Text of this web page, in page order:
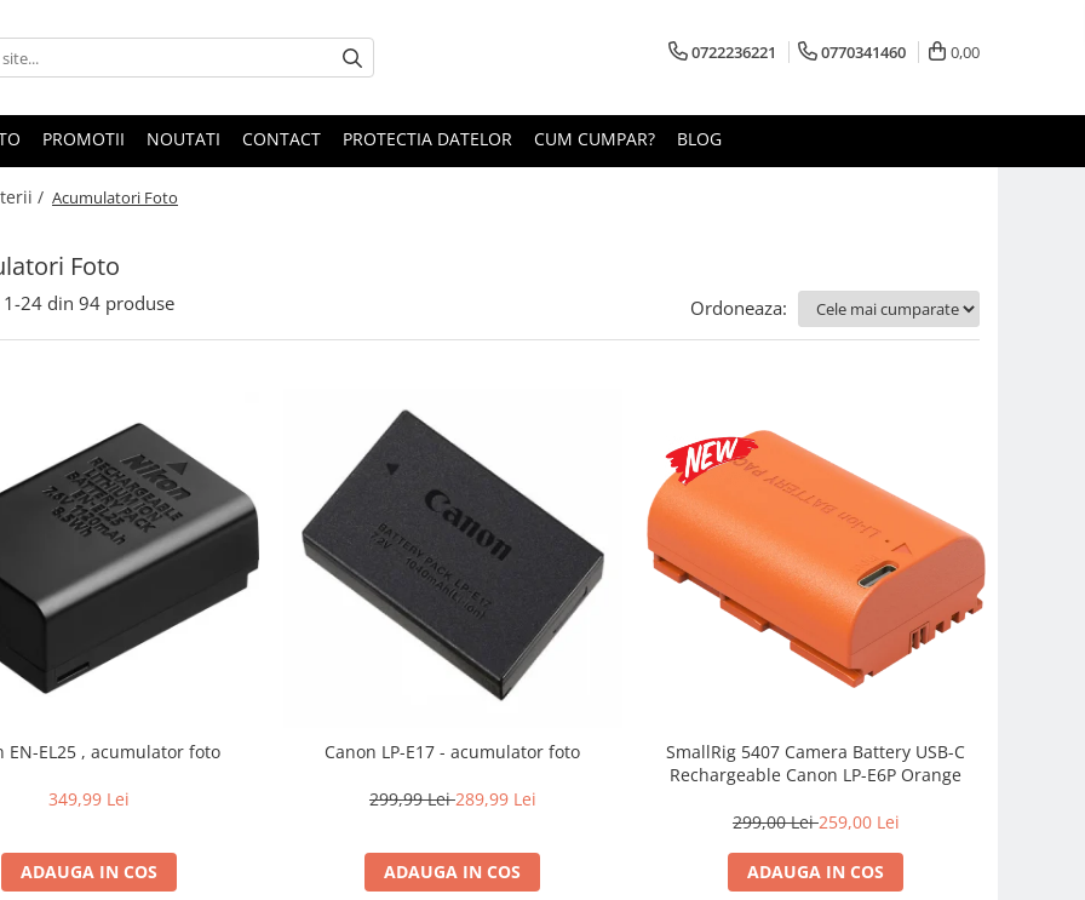
0722236221 0770341460 0,00
PROMOTII NOUTATI CONTACT PROTECTIA DATELOR CUM CUMPAR? BLOG
/ Acumulatori Foto
Foto
1-24 din 94 produse Ordoneaza:
EN-EL25 , acumulator foto
349,99 Lei
ADAUGA IN COS
Canon LP-E17 - acumulator foto
299,99 Lei289,99 Lei
ADAUGA IN COS
SmallRig 5407 Camera Battery USB-C
Rechargeable Canon LP-E6P Orange
299,00 Lei259,00 Lei
ADAUGA IN COS